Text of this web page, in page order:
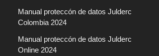
Manual proteccón de datos Julderc
Colombia 2024
Manual proteccón de datos Julderc
Online 2024